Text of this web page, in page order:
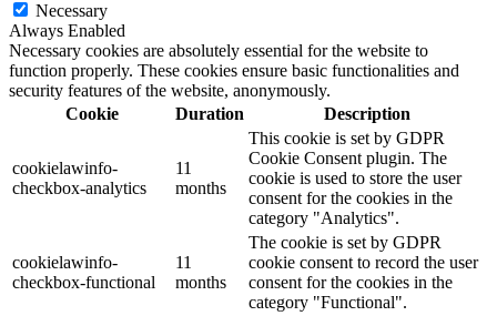
Necessary
Always Enabled
Necessary cookies are absolutely essential for the website to
function properly. These cookies ensure basic functionalities and
security features of the website, anonymously.
Cookie
Duration Description
cookielawinfo-
checkbox-analytics
11
months
This cookie is set by GDPR
Cookie Consent plugin. The
cookie is used to store the user
consent for the cookies in the
category "Analytics".
cookielawinfo-
checkbox-functional
11
months
The cookie is set by GDPR
cookie consent to record the user
consent for the cookies in the
category "Functional".